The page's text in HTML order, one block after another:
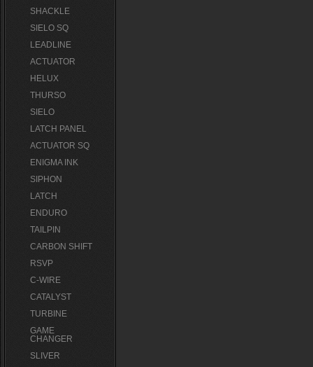
SHACKLE
SIELO SQ
LEADLINE
ACTUATOR
HELUX
THURSO
SIELO
LATCH PANEL
ACTUATOR SQ
ENIGMA INK
SIPHON
LATCH
ENDURO
TAILPIN
CARBON SHIFT
RSVP
C-WIRE
CATALYST
TURBINE
GAME
CHANGER
SLIVER